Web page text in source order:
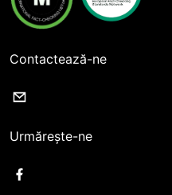
Contactează-ne
Urmărește-ne